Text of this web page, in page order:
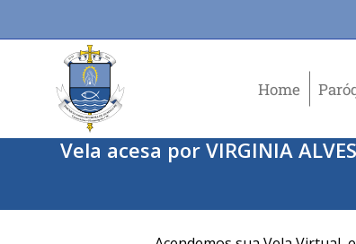
Home
Vela acesa por VIRGINIA